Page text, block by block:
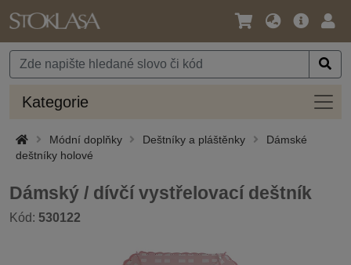
Jazyk
Měna
Hlavní
Kategorie
Módní doplňky Deštníky a pláštěnky
Dámské
deštníky holové
Dámský / dívčí vystřelovací deštník
Kód: 530122